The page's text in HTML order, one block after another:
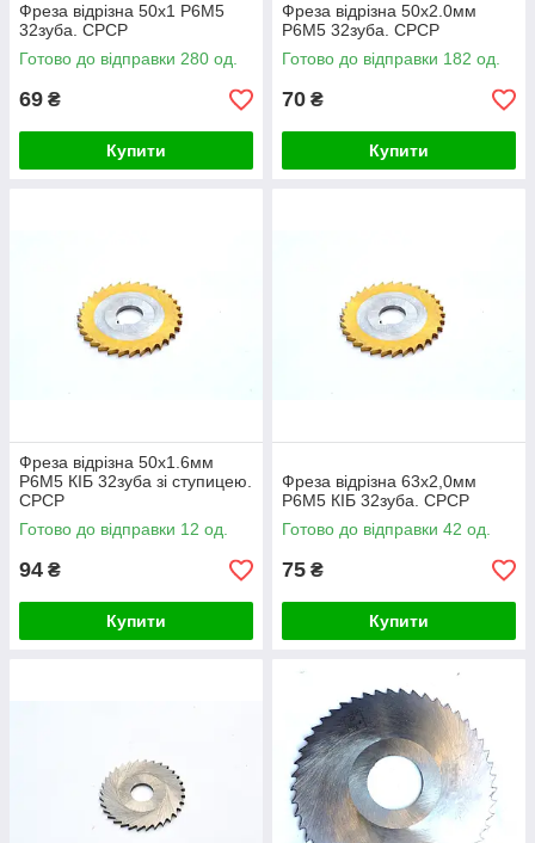
Фреза відрізна 50х1 Р6М5
32зуба. СРСР
Готово до відправки 280 од.
69 ₴
Купити
Фреза відрізна 50х2.0мм
Р6М5 32зуба. СРСР
Готово до відправки 182 од.
70 ₴
Купити
Фреза відрізна 50х1.6мм
Р6М5 КІБ 32зуба зі ступицею.
СРСР
Готово до відправки 12 од.
94 ₴
Купити
Фреза відрізна 63х2,0мм
Р6М5 КІБ 32зуба. СРСР
Готово до відправки 42 од.
75 ₴
Купити